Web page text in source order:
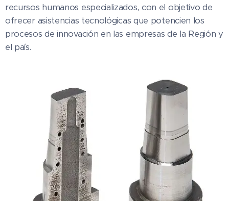
recursos humanos especializados, con el objetivo de
ofrecer asistencias tecnológicas que potencien los
procesos de innovación en las empresas de la Región y
el país.